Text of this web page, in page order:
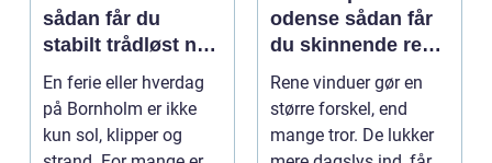
sådan får du
stabilt trådløst net
på klippeøen
En ferie eller hverdag
på Bornholm er ikke
kun sol, klipper og
odense sådan får
du skinnende rene
ruder året rundt
Rene vinduer gør en
større forskel, end
mange tror. De lukker